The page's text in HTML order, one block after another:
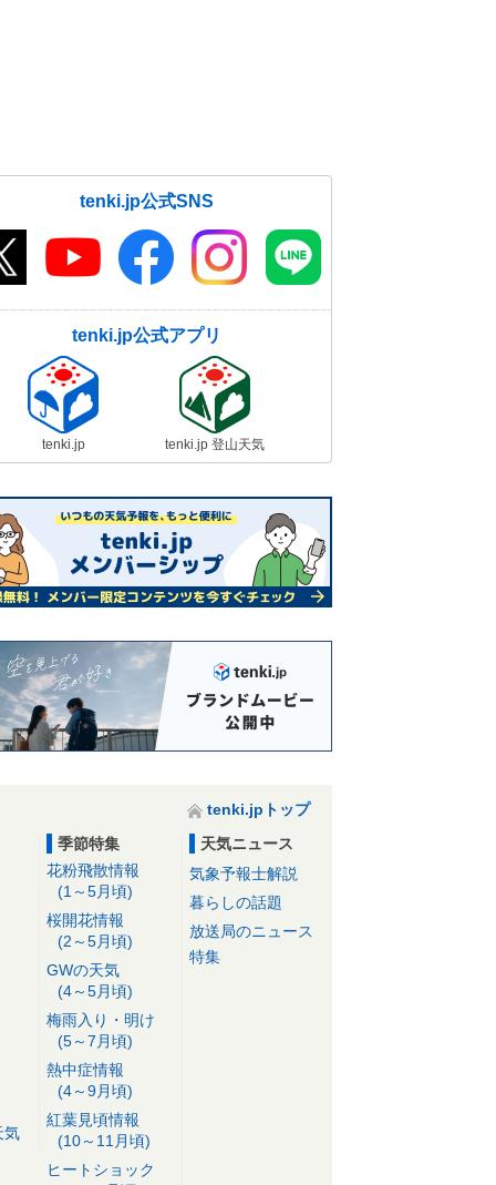
tenki.jp公式SNS
tenki.jp公式アプリ
tenki.jp tenki.jp 登山天気
tenki.jpトップ
気
季節特集
花粉飛散情報
(1～5月頃)
桜開花情報
(2～5月頃)
GWの天気
(4～5月頃)
梅雨入り・明け
(5～7月頃)
熱中症情報
(4～9月頃)
紅葉見頃情報
(10～11月頃)
ヒートショック
天気ニュース
気象予報士解説
暮らしの話題
放送局のニュース
特集